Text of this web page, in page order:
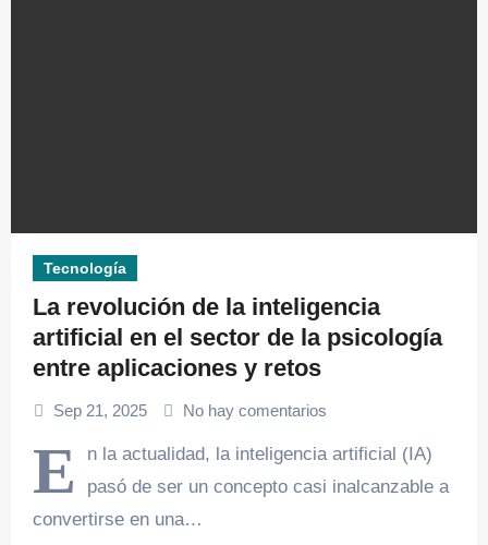
Tecnología
La revolución de la inteligencia
artificial en el sector de la psicología
entre aplicaciones y retos
Sep 21, 2025 No hay comentarios
E
n la actualidad, la inteligencia artificial (IA)
pasó de ser un concepto casi inalcanzable a
convertirse en una…